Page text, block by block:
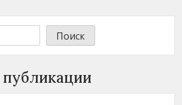
Поиск